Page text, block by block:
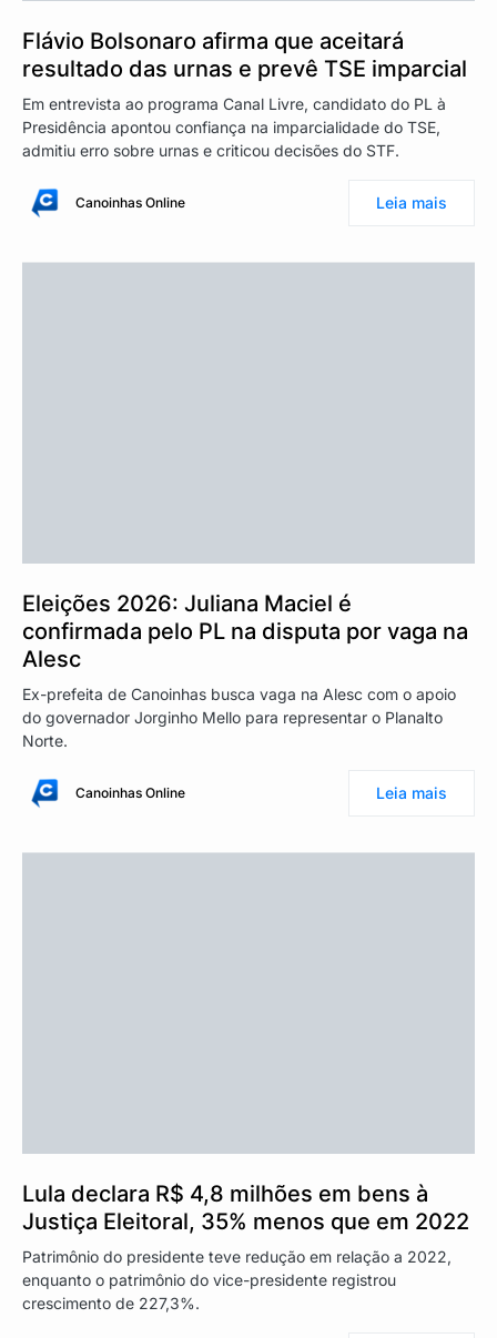
Flávio Bolsonaro afirma que aceitará
resultado das urnas e prevê TSE imparcial
Em entrevista ao programa Canal Livre, candidato do PL à
Presidência apontou confiança na imparcialidade do TSE,
admitiu erro sobre urnas e criticou decisões do STF.
Canoinhas Online Leia mais
Eleições 2026: Juliana Maciel é
confirmada pelo PL na disputa por vaga na
Alesc
Ex-prefeita de Canoinhas busca vaga na Alesc com o apoio
do governador Jorginho Mello para representar o Planalto
Norte.
Canoinhas Online Leia mais
Lula declara R$ 4,8 milhões em bens à
Justiça Eleitoral, 35% menos que em 2022
Patrimônio do presidente teve redução em relação a 2022,
enquanto o patrimônio do vice-presidente registrou
crescimento de 227,3%.